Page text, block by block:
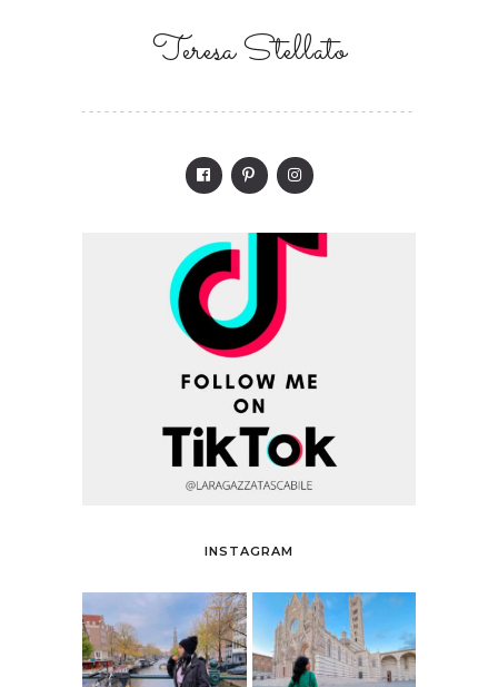
Teresa Stellato
INSTAGRAM